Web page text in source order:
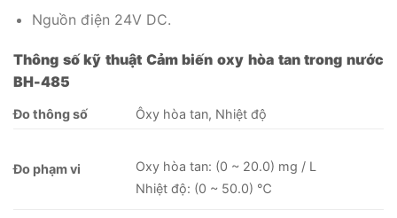
Nguồn điện 24V DC.
Thông số kỹ thuật Cảm biến oxy hòa tan trong nước
BH-485
Đo thông số Ôxy hòa tan, Nhiệt độ
Đo phạm vi
Oxy hòa tan: (0 ~ 20.0) mg / L
Nhiệt độ: (0 ~ 50.0) ℃